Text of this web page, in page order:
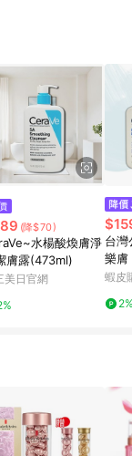
頁為主。 6.
蝦幣後之最
格)，皆會計
行交易（若
流或付款方
折價券折抵，
將LINE的導
未透過其他
的首筆訂單
。 13. 若同
，將可能導
意。 14. 若
確認；若超
會造成追蹤
方案將不列
致使消費者
權利 5. LINE
場價格為準"
(降$70)
水楊酸煥膚淨
膚露(473ml)
美日官網
台
樂膚
蝦皮